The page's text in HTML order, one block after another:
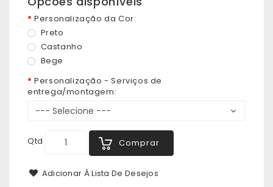
Personalização da Cor:
Preto
Castanho
Bege
Personalização - Serviços de
entrega/montagem:
Qtd Comprar
Adicionar À Lista De Desejos